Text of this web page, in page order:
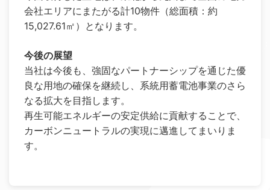
会社エリアにまたがる計10物件（総面積：約
15,027.61㎡）となります。
今後の展望
当社は今後も、強固なパートナーシップを通じた優
良な用地の確保を継続し、系統用蓄電池事業のさら
なる拡大を目指します。
再生可能エネルギーの安定供給に貢献することで、
カーボンニュートラルの実現に邁進してまいりま
す。